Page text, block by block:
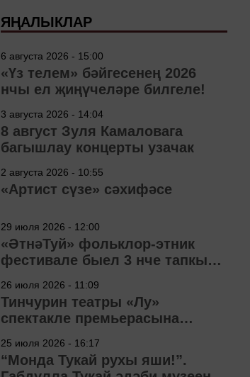
ЯҢАЛЫКЛАР
6 августа 2026 - 15:00
«Үз телем» бәйгесенең 2026
нчы ел җиңүчеләре билгеле!
3 августа 2026 - 14:04
8 август Зуля Камаловага
багышлау концерты узачак
2 августа 2026 - 10:55
«Артист сүзе» сәхифәсе
29 июля 2026 - 12:00
«ӘтнәТуй» фольклор-этник
фестивале быел 3 нче тапкыр
26 июля 2026 - 11:09
Тинчурин театры «Лу»
спектакле премьерасына
25 июля 2026 - 16:17
“Монда Тукай рухы яши!”.